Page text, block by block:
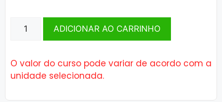
ADICIONAR AO CARRINHO
O valor do curso pode variar de acordo com a
unidade selecionada.